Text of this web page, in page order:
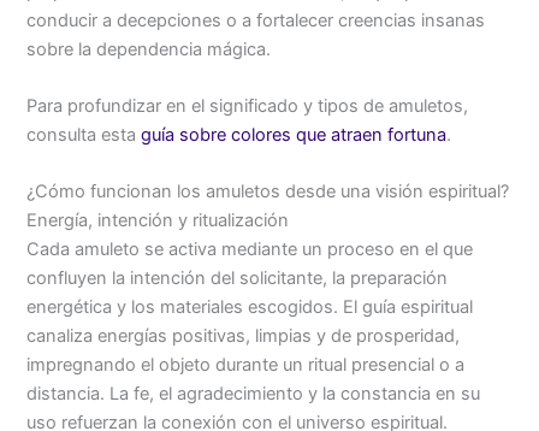
conducir a decepciones o a fortalecer creencias insanas
sobre la dependencia mágica.
Para profundizar en el significado y tipos de amuletos,
consulta estaguía sobre colores que atraen fortuna.
¿Cómo funcionan los amuletos desde una visión espiritual?
Energía, intención y ritualización
Cada amuleto se activa mediante un proceso en el que
confluyen la intención del solicitante, la preparación
energética y los materiales escogidos. El guía espiritual
canaliza energías positivas, limpias y de prosperidad,
impregnando el objeto durante un ritual presencial o a
distancia. La fe, el agradecimiento y la constancia en su
uso refuerzan la conexión con el universo espiritual.